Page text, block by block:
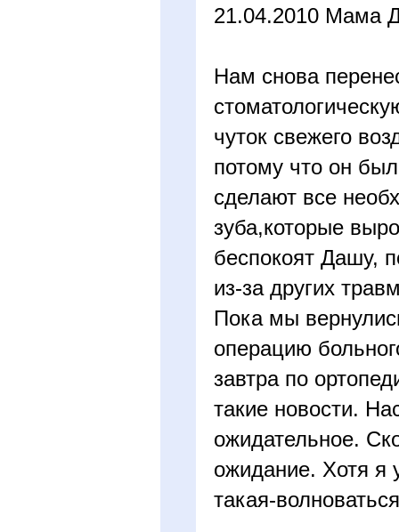
21.04.2010 Мама
Нам снова
чуток свежего
потому что он
сделают все
зуба,которые
беспокоят Дашу,
из-за других
Пока мы
операцию
завтра по
такие новости.
ожидательное.
ожидание. Хотя я
такая-